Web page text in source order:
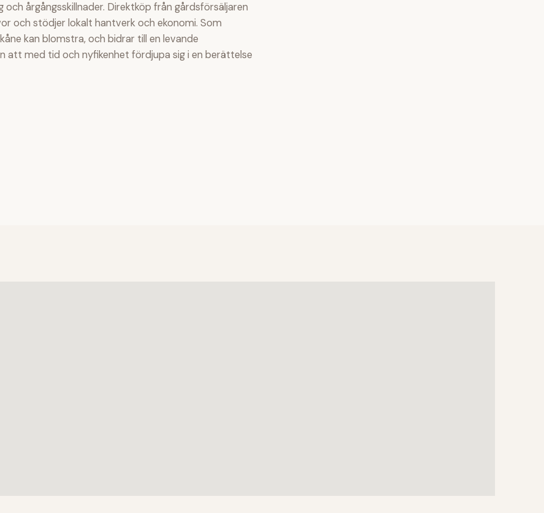
årgångsskillnader. Direktköp från gårdsförsäljaren
och stödjer lokalt hantverk och ekonomi. Som
kan blomstra, och bidrar till en levande
att med tid och nyfikenhet fördjupa sig i en berättelse